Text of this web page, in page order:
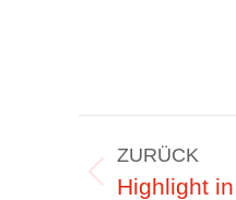
ZURÜCK
Vorheriger
Highlight